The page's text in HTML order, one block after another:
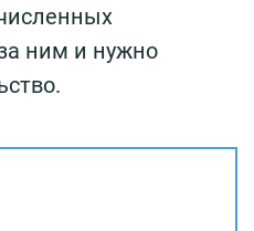
ним и нужно